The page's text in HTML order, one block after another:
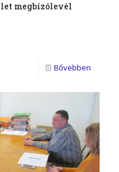
megbízólevél
Bővebben